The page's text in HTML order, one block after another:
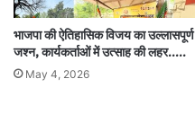
भाजपा की ऐतिहासिक विजय का उल्लासपूर्ण
जश्न, कार्यकर्ताओं में उत्साह की लहर…..
May 4, 2026